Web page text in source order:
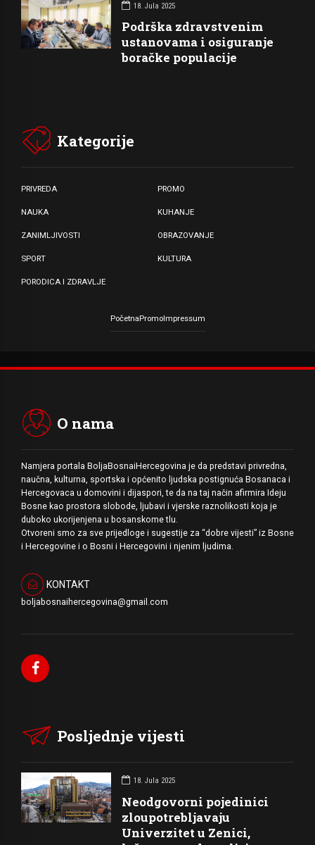
18. Jula 2025
Podrška zdravstvenim
ustanovama i osiguranje
boračke populacije
Kategorije
PRIVREDA PROMO
NAUKA KUHANJE
ZANIMLJIVOSTI OBRAZOVANJE
SPORT KULTURA
PORODICA I ZDRAVLJE
PočetnaPromoImpressum
O nama
Namjera portala BoljaBosnaiHercegovina je da predstavi privredna,
naučna, kulturna, sportska i općenito ljudska postignuća Bosanaca i
Hercegovaca u domovini i dijaspori, te da na taj način afirmira Ideju
Bosne kao prostora slobode, ljubavi i vjerske raznolikosti koja je
duboko ukorijenjena u bosanskome tlu.
Otvoreni smo za sve prijedloge i sugestije za “dobre vijesti” iz Bosne
i Hercegovine i o Bosni i Hercegovini i njenim ljudima.
KONTAKT
boljabosnaihercegovina@gmail.com
Posljednje vijesti
18. Jula 2025
Neodgovorni pojedinici
zloupotrebljavaju
Univerzitet u Zenici,